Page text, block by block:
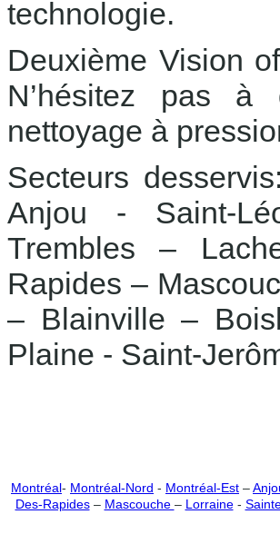
technologie.
Deuxième Vision
N’hésitez pas à
nettoyage à
Secteurs
Anjou - Saint-
Trembles –
Rapides –
– Blainville –
Plaine - Saint-
Montréal- Montréal-Nord - Montréal-Est –
Des-Rapides– Mascouche – Lorraine-